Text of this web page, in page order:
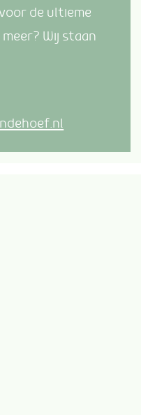
de ultieme
Wij staan